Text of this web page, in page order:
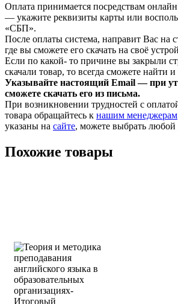
Оплата принимается посредствам
— укажите реквизиты карты или
«СБП».
После оплаты система, направит Вас на
где вы сможете его скачать на своё
Если по какой- то причине вы закрыли
скачали товар, то всегда сможете найти и
Указывайте настоящий Email — при
сможете скачать его из письма.
При возникновении трудностей с
товара обращайтесь к нашим менеджерам
указаны на сайте, можете выбрать
Похожие товары